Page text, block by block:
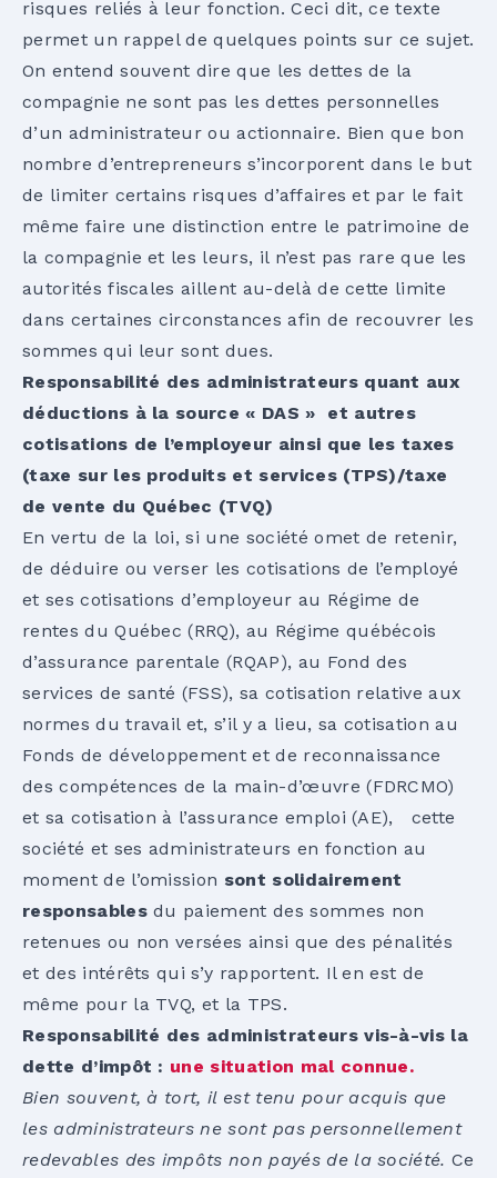
risques reliés à leur fonction. Ceci dit, ce texte
permet un rappel de quelques points sur ce sujet.
On entend souvent dire que les dettes de la
compagnie ne sont pas les dettes personnelles
d’un administrateur ou actionnaire. Bien que bon
nombre d’entrepreneurs s’incorporent dans le but
de limiter certains risques d’affaires et par le fait
même faire une distinction entre le patrimoine de
la compagnie et les leurs, il n’est pas rare que les
autorités fiscales aillent au-delà de cette limite
dans certaines circonstances afin de recouvrer les
sommes qui leur sont dues.
Responsabilité des administrateurs quant aux
déductions à la source « DAS » et autres
cotisations de l’employeur ainsi que les taxes
(taxe sur les produits et services (TPS)/taxe
de vente du Québec (TVQ)
En vertu de la loi, si une société omet de retenir,
de déduire ou verser les cotisations de l’employé
et ses cotisations d’employeur au Régime de
rentes du Québec (RRQ), au Régime québécois
d’assurance parentale (RQAP), au Fond des
services de santé (FSS), sa cotisation relative aux
normes du travail et, s’il y a lieu, sa cotisation au
Fonds de développement et de reconnaissance
des compétences de la main-d’œuvre (FDRCMO)
et sa cotisation à l’assurance emploi (AE), cette
société et ses administrateurs en fonction au
moment de l’omission sont solidairement
responsablesdu paiement des sommes non
retenues ou non versées ainsi que des pénalités
et des intérêts qui s’y rapportent. Il en est de
même pour la TVQ, et la TPS.
Responsabilité des administrateurs vis-à-vis la
dette d’impôt : une situation mal connue.
Bien souvent, à tort, il est tenu pour acquis que
les administrateurs ne sont pas personnellement
redevables des impôts non payés de la société. Ce